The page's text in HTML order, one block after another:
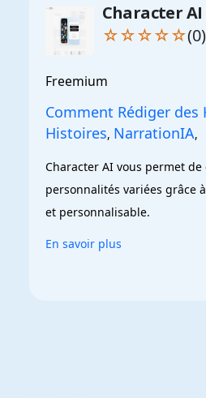
Character AI
☆☆☆☆☆(0)
Freemium
Comment Rédiger des
Histoires, NarrationIA,
Character AI vous permet de
personnalités variées grâce
et personnalisable.
En savoir plus